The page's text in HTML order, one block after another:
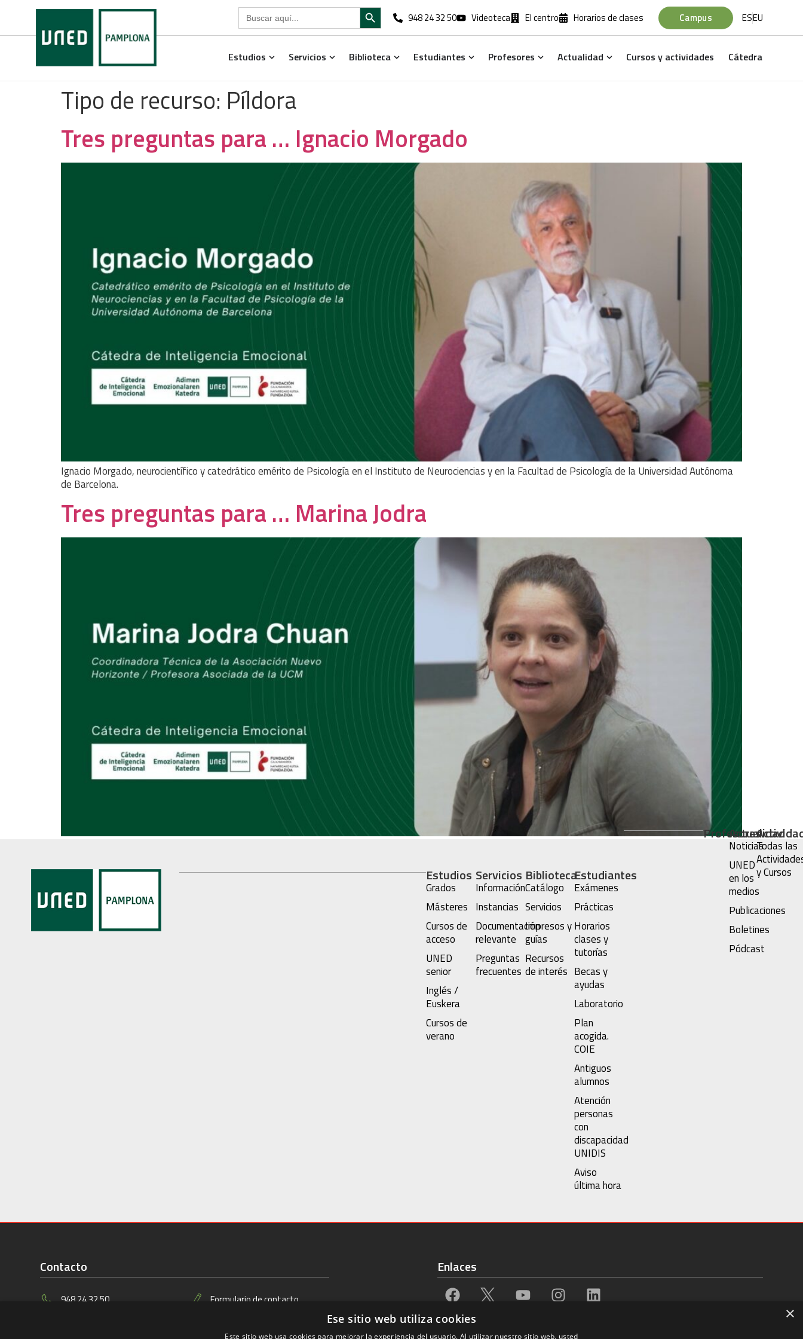
Search
for:
Search Button
948 24 32 50 Videoteca El centro Horarios de clases Campus ESEU
Estudios Open Estudios
Servicios Open Servicios
Biblioteca Open Biblioteca
Estudiantes Open Estudiantes
Profesores Open Profesores
Actualidad Open Actualidad
Cursos y actividades Cátedra
Tipo de recurso: Píldora
Tres preguntas para … Ignacio Morgado
Ignacio Morgado, neurocientífico y catedrático emérito de Psicología en el Instituto de Neurociencias y en la Facultad de Psicología de la Universidad Autónoma
de Barcelona.
Tres preguntas para … Marina Jodra
Estudios
Grados
Másteres
Cursos de
acceso
UNED
senior
Inglés /
Euskera
Cursos de
verano
Servicios
Información
Instancias
Documentación
relevante
Preguntas
frecuentes
Biblioteca
Catálogo
Servicios
Impresos y
guías
Recursos
de interés
Estudiantes
Exámenes
Prácticas
Horarios
clases y
tutorías
Becas y
ayudas
Laboratorio
Plan
acogida.
COIE
Antiguos
alumnos
Atención
personas
con
discapacidad
UNIDIS
Aviso
última hora
Profesores
Actualidad
Noticias
UNED
en los
medios
Publicaciones
Boletines
Pódcast
Todas las
y Cursos
Contacto
948 24 32 50 Formulario de contacto
info@pamplona.uned.es
Enlaces
×
Ese sitio web utiliza cookies
Este sitio web usa cookies para mejorar la experiencia del usuario. Al utilizar nuestro sitio web, usted